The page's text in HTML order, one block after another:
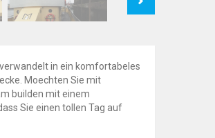
in ein komfortabeles
Moechten Sie mit
builden mit einem
Sie einen tollen Tag auf